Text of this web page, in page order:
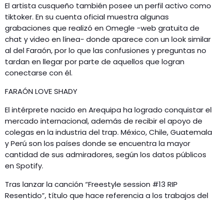
El artista cusqueño también posee un perfil activo como
tiktoker. En su cuenta oficial muestra algunas
grabaciones que realizó en Omegle -web gratuita de
chat y video en línea- donde aparece con un look similar
al del Faraón, por lo que las confusiones y preguntas no
tardan en llegar por parte de aquellos que logran
conectarse con él.
FARAÓN LOVE SHADY
El intérprete nacido en Arequipa ha logrado conquistar el
mercado internacional, además de recibir el apoyo de
colegas en la industria del trap. México, Chile, Guatemala
y Perú son los países donde se encuentra la mayor
cantidad de sus admiradores, según los datos públicos
en Spotify.
Tras lanzar la canción “Freestyle session #13 RIP
Resentido”, título que hace referencia a los trabajos del